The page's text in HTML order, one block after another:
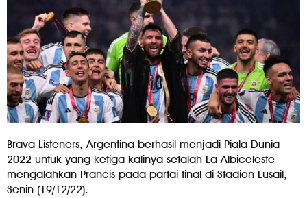
Brava Listeners, Argentina berhasil menjadi Piala Dunia
2022 untuk yang ketiga kalinya setalah La Albiceleste
mengalahkan Prancis pada partai final di Stadion Lusail,
Senin (19/12/22).